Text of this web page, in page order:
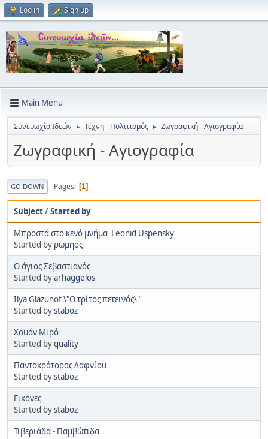
Log in Sign up
Main Menu
Συνευωχία Ιδεών ► Τέχνη - Πολιτισμός ► Ζωγραφική - Αγιογραφία
Ζωγραφική - Αγιογραφία
GO DOWN Pages 1
Subject/Started by
Μπροστά στο κενό μνήμα_Leonid Uspensky
Started by ρωμηός
Ο άγιος Σεβαστιανός
Started byarhaggelos
Ilya Glazunof \"Ο τρίτος πετεινός\"
Started bystaboz
Χουάν Μιρό
Started byquality
Παντοκράτορας Δαφνίου
Started bystaboz
Εικόνες
Started bystaboz
Τιβεριάδα - Παμβώτιδα